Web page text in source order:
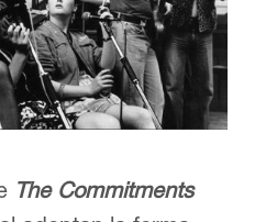
The Commitments